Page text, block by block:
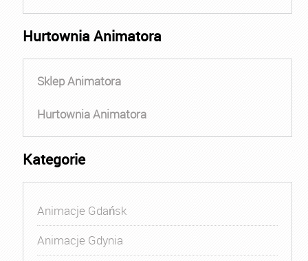
Hurtownia Animatora
Sklep Animatora
Hurtownia Animatora
Kategorie
Animacje Gdańsk
Animacje Gdynia